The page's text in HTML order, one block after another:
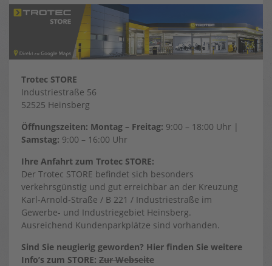
Trotec STORE
Industriestraße 56
52525 Heinsberg
Öffnungszeiten: Montag – Freitag: 9:00 – 18:00 Uhr |
Samstag: 9:00 – 16:00 Uhr
Ihre Anfahrt zum Trotec STORE:
Der Trotec STORE befindet sich besonders
verkehrsgünstig und gut erreichbar an der Kreuzung
Karl-Arnold-Straße / B 221 / Industriestraße im
Gewerbe- und Industriegebiet Heinsberg.
Ausreichend Kundenparkplätze sind vorhanden.
Sind Sie neugierig geworden? Hier finden Sie weitere
Info’s zum STORE: Zur Webseite